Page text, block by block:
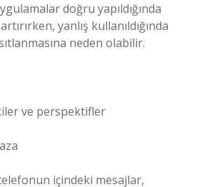
doğru yapıldığında
yanlış kullanıldığında
neden olabilir.
ve perspektifler
içindeki mesajlar,